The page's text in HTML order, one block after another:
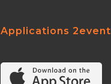
Applications 2event